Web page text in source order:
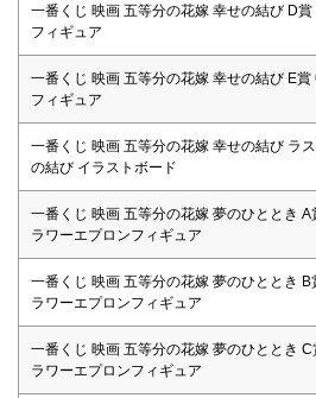
一番くじ 映画 五等分の花嫁 幸せの結び D賞
フィギュア
一番くじ 映画 五等分の花嫁 幸せの結び E賞
フィギュア
一番くじ 映画 五等分の花嫁 幸せの結び ラ
の結び イラストボード
一番くじ 映画 五等分の花嫁 夢のひととき A
ラワーエプロンフィギュア
一番くじ 映画 五等分の花嫁 夢のひととき B
ラワーエプロンフィギュア
一番くじ 映画 五等分の花嫁 夢のひととき C
ラワーエプロンフィギュア